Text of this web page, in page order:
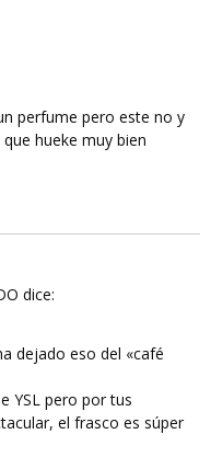
perfume pero este no y
hueke muy bien
dice:
dejado eso del «café
YSL pero por tus
el frasco es súper